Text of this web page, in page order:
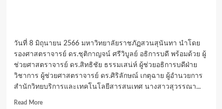
วันที่ 8 มิถุนายน 2566 มหาวิทยาลัยราชภัฏสวนสุนันทา นำโดย
รองศาสตราจารย์ ดร.ชุติกาญจน์ ศรีวิบูลย์ อธิการบดี พร้อมด้วย ผู้
ช่วยศาสตราจารย์ ดร.สิทธิชัย ธรรมเสน่ห์ ผู้ช่วยอธิการบดีฝ่าย
วิชาการ ผู้ช่วยศาสตราจารย์ ดร.ศิริลักษณ์ เกตุฉาย ผู้อำนวยการ
สำนักวิทยบริการและเทคโนโลยีสารสนเทศ นางสาวสุวรรณา...
Read MoreRead